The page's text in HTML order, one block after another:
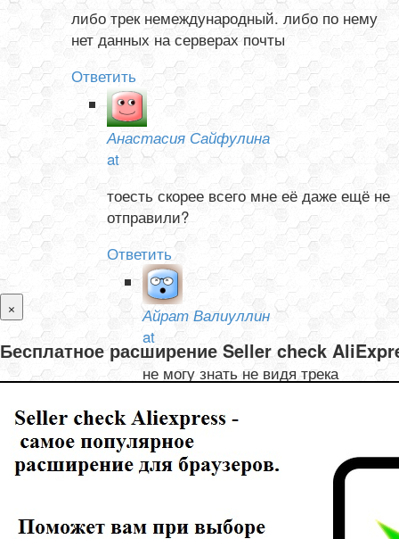
либо трек немеждународный. либо по нему
нет данных на серверах почты
Ответить
Анастасия Сайфулина
at
тоесть скорее всего мне её даже ещё не
отправили?
Ответить
Айрат Валиуллин
at
не могу знать не видя трека
Ответить
Олеся и Валентин Тишелович
не могу отследить товар с Али, не отслеживается
×
Бесплатное расширение Seller check